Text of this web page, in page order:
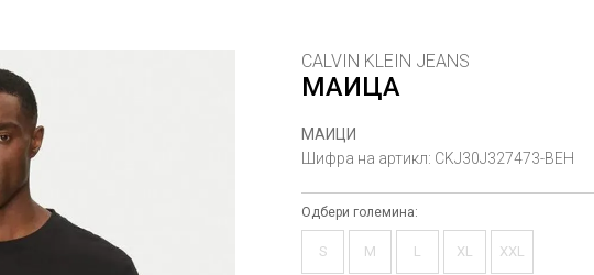
CALVIN KLEIN JEANS
МАИЦА
МАИЦИ
Шифра на артикл: CKJ30J327473-BEH
Одбери големина:
S M L XL XXL